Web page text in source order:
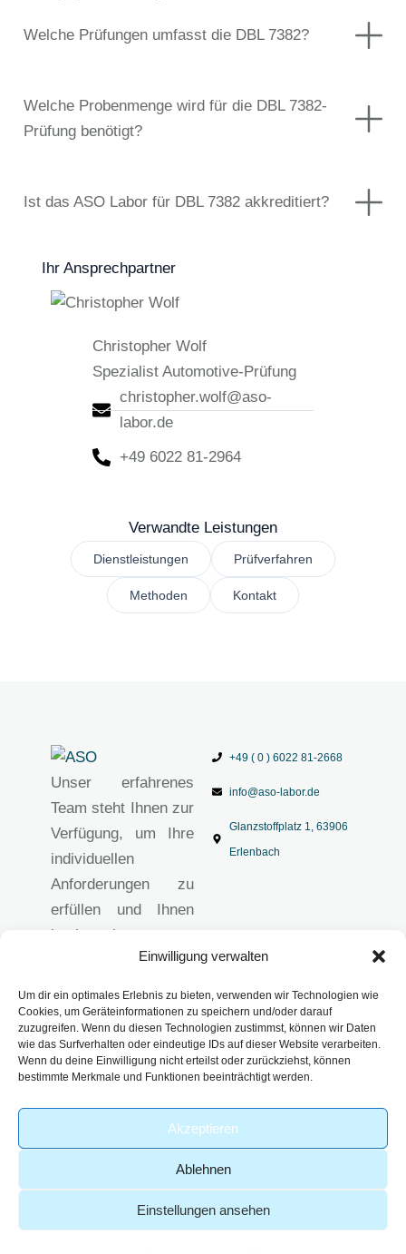
Einwilligung verwalten
Um dir ein optimales Erlebnis zu bieten, verwenden wir Technologien wie
Cookies, um Geräteinformationen zu speichern und/oder darauf
zuzugreifen. Wenn du diesen Technologien zustimmst, können wir Daten
wie das Surfverhalten oder eindeutige IDs auf dieser Website verarbeiten.
Wenn du deine Einwilligung nicht erteilst oder zurückziehst, können
bestimmte Merkmale und Funktionen beeinträchtigt werden.
Akzeptieren
Ablehnen
Einstellungen ansehen
Welche Prüfungen umfasst die DBL 7382?
Welche Probenmenge wird für die DBL 7382-
Prüfung benötigt?
Ist das ASO Labor für DBL 7382 akkreditiert?
Ihr Ansprechpartner
Christopher Wolf
Spezialist Automotive-Prüfung
christopher.wolf@aso-
labor.de
+49 6022 81-2964
Verwandte Leistungen
Dienstleistungen Prüfverfahren
Methoden Kontakt
Unser erfahrenes
Team steht Ihnen zur
Verfügung, um Ihre
individuellen
Anforderungen zu
erfüllen und Ihnen
hochwertige
anzubieten.
Impressum
Datenschutzerklärun
AGB
+49 ( 0 ) 6022 81-2668
info@aso-labor.de
Glanzstoffplatz 1, 63906
Erlenbach
© 2026 – Analytik Service
| Part of
-Webdesign von